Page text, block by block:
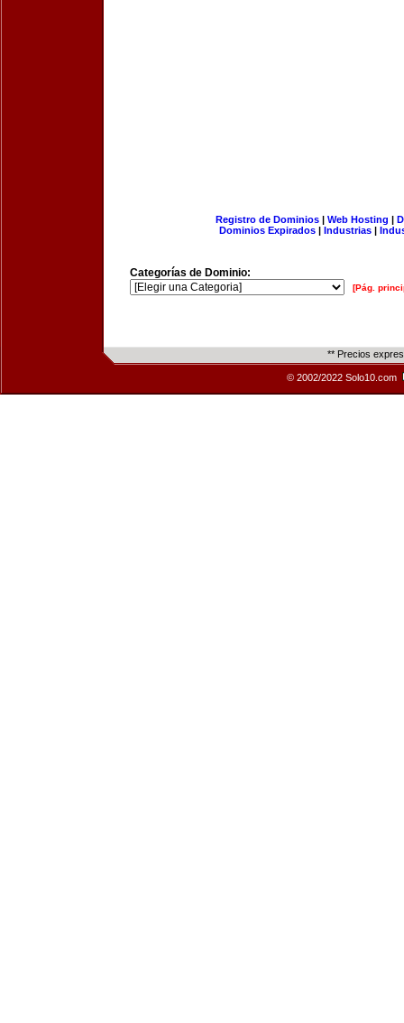
Registro de Dominios| Web Hosting |
Dominios Expirados | Industrias |
Categorías de Dominio:
[Pág.
** Precios
© 2002/2022 Solo10.com